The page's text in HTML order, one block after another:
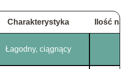
Charakterystyka Ilość na
Łagodny, ciągnący